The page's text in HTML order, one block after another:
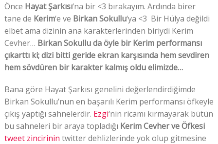
Önce Hayat Şarkısı‘na bir <3 bırakayım. Ardında birer
tane de Kerim‘e ve Birkan Sokullu‘ya <3 Bir Hülya değildi
elbet ama dizinin ana karakterlerinden biriydi Kerim
Cevher… Birkan Sokullu da öyle bir Kerim performansı
çıkarttı ki; dizi bitti geride ekran karşısında hem sevdiren
hem sövdüren bir karakter kalmış oldu elimizde…
Bana göre Hayat Şarkısı genelini değerlendirdiğimde
Birkan Sokullu’nun en başarılı Kerim performansı öfkeyle
çıkış yaptığı sahnelerdir. Ezgi‘nin ricamı kırmayarak bütün
bu sahneleri bir araya topladığı Kerim Cevher ve Öfkesi
tweet zincirinin twitter dehlizlerinde yok olup gitmesine